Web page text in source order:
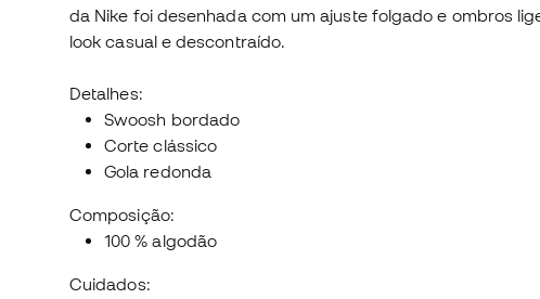
da Nike foi desenhada com um ajuste folgado e ombros
look casual e descontraído.
Detalhes:
Swoosh bordado
Corte clássico
Gola redonda
Composição:
100 % algodão
Cuidados: